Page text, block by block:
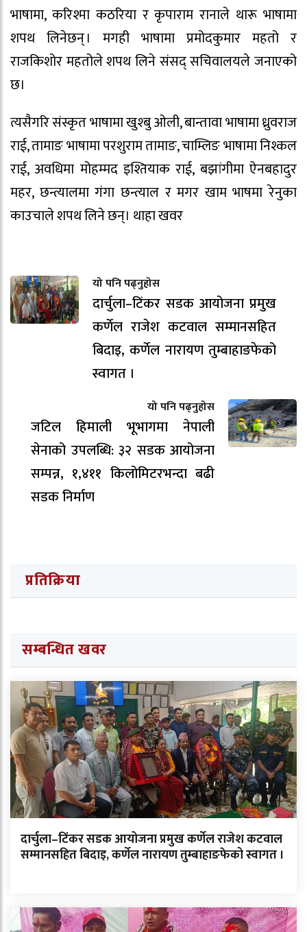
भाषामा, करिश्मा कठरिया र कृपाराम रानाले थारू भाषामा
शपथ लिनेछन् । मगही भाषामा प्रमोदकुमार महतो र
राजकिशोर महतोले शपथ लिने संसद् सचिवालयले जनाएको
छ।
त्यसैगरि संस्कृत भाषामा खुश्बु ओली, बान्तावा भाषामा ध्रुवराज
राई, तामाङ भाषामा परशुराम तामाङ, चाम्लिङ भाषामा निश्कल
राई, अवधिमा मोहम्मद इश्तियाक राई, बझांगीमा ऐनबहादुर
महर, छन्त्यालमा गंगा छन्त्याल र मगर खाम भाषमा रेनुका
काउचाले शपथ लिने छन्। थाहा खवर
यो पनि पढ्नुहोस
दार्चुला–टिंकर सडक आयोजना प्रमुख
कर्णेल राजेश कटवाल सम्मानसहित
बिदाइ, कर्णेल नारायण तुम्बाहाङफेको
स्वागत ।
यो पनि पढ्नुहोस
जटिल हिमाली भूभागमा नेपाली
सेनाको उपलब्धि: ३२ सडक आयोजना
सम्पन्न, १,४११ किलोमिटरभन्दा बढी
सडक निर्माण
प्रतिक्रिया
सम्बन्धित खवर
दार्चुला–टिंकर सडक आयोजना प्रमुख कर्णेल राजेश कटवाल
सम्मानसहित बिदाइ, कर्णेल नारायण तुम्बाहाङफेको स्वागत ।